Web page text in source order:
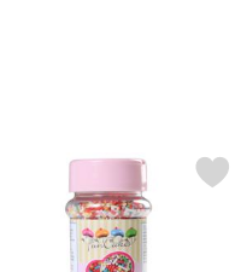
Large suosikiksiMerkitse kirjava